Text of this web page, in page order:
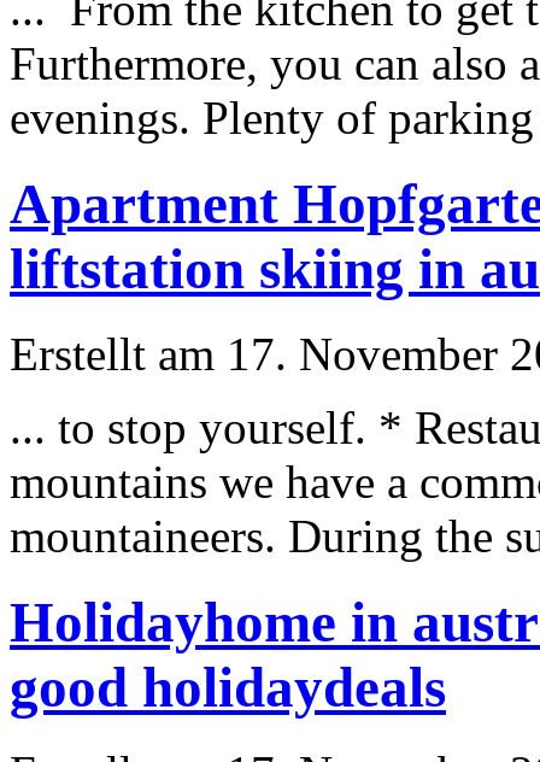
Furthermore, you can
evenings. Plenty of
Apartment
liftstation skiing in
Erstellt am 17. November
... to stop yourself. *
mountains we have a
mountaineers. During the
Holidayhome in
good holidaydeals